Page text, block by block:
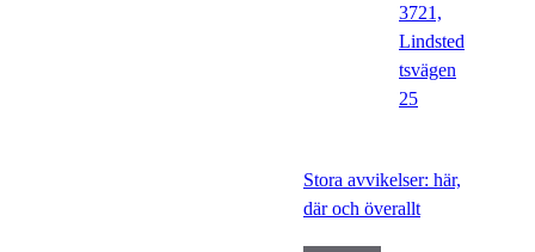
3721,
Lindsted
tsvägen
25
Stora avvikelser: här,
där och överallt